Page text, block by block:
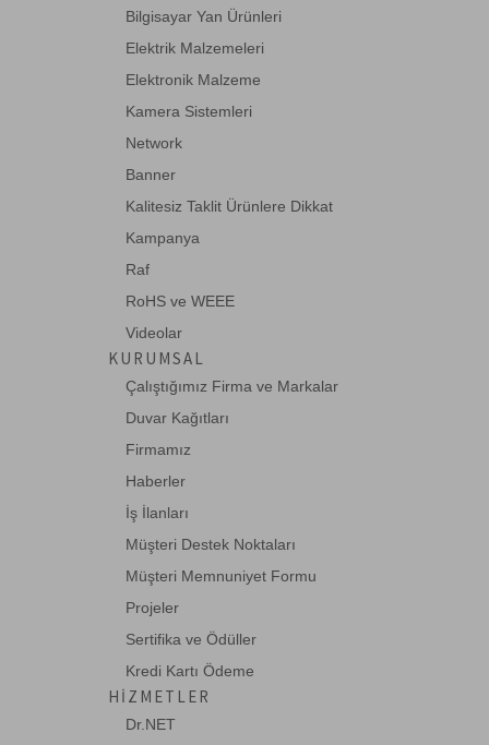
Bilgisayar Yan Ürünleri
Elektrik Malzemeleri
Elektronik Malzeme
Kamera Sistemleri
Network
Banner
Kalitesiz Taklit Ürünlere Dikkat
Kampanya
Raf
RoHS ve WEEE
Videolar
KURUMSAL
Çalıştığımız Firma ve Markalar
Duvar Kağıtları
Firmamız
Haberler
İş İlanları
Müşteri Destek Noktaları
Müşteri Memnuniyet Formu
Projeler
Sertifika ve Ödüller
Kredi Kartı Ödeme
HIZMETLER
Dr.NET